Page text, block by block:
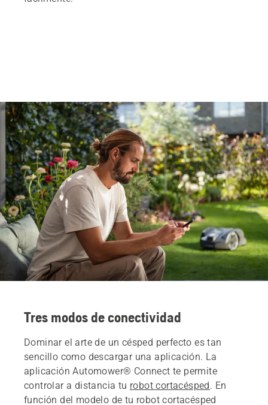
Tres modos de conectividad
Dominar el arte de un césped perfecto es tan
sencillo como descargar una aplicación. La
aplicación Automower® Connect te permite
controlar a distancia tu robot cortacésped. En
función del modelo de tu robot cortacésped